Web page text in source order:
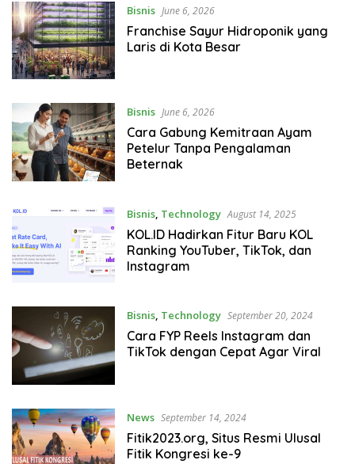
Bisnis June 6, 2026
Franchise Sayur Hidroponik yang
Laris di Kota Besar
Bisnis June 6, 2026
Cara Gabung Kemitraan Ayam
Petelur Tanpa Pengalaman
Beternak
Bisnis, Technology August 14, 2025
KOL.ID Hadirkan Fitur Baru KOL
Ranking YouTuber, TikTok, dan
Instagram
Bisnis, Technology September 20, 2024
Cara FYP Reels Instagram dan
TikTok dengan Cepat Agar Viral
News September 14, 2024
Fitik2023.org, Situs Resmi Ulusal
Fitik Kongresi ke-9